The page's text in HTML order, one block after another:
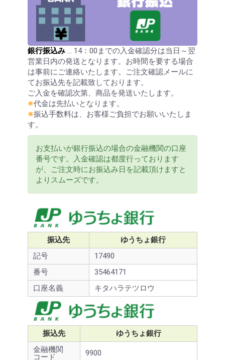
お買い物を続ける カートへ進む
銀行振込み … 14：00までの入金確認分は当日～翌
営業日内の発送となります。お時間を要する場合
は事前にご連絡いたします。ご注文確認メールに
てお振込先を記載致しております。
ご入金を確認次第、商品を発送いたします。
※代金は先払いとなります。
※振込手数料は、お客様ご負担でお願いいたしま
す。
お支払いが銀行振込の場合の金融機関の口座
番号です。入金確認は都度行っております
が、ご注文時にお振込み日を記載頂けますと
よりスムーズです。
振込先
ゆうちょ銀行
記号
17490
番号
35464171
口座名義
キタハラテツロウ
振込先
ゆうちょ銀行
金融機関
コード
9900